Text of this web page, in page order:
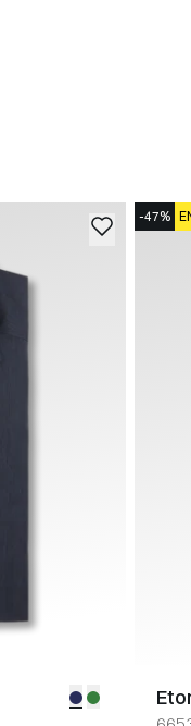
-47%